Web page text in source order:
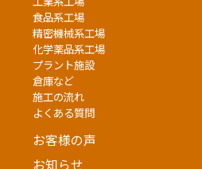
食品系工場
精密機械系工場
化学薬品系工場
プラント施設
倉庫など
施工の流れ
よくある質問
お客様の声
お知らせ